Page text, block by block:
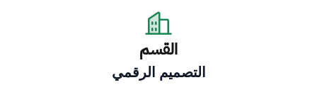
القسم
التصميم الرقمي